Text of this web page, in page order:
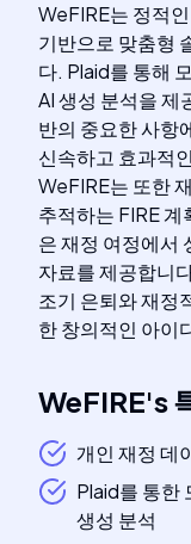
WeFIRE는 정적
기반으로 맞춤형
다. Plaid를 통해
AI 생성 분석을 제
반의 중요한 사항
신속하고 효과적
WeFIRE는 또한
추적하는 FIRE
은 재정 여정에서
자료를 제공합니
조기 은퇴와 재정
한 창의적인 아이
WeFIRE's
개인 재정 데
Plaid를 통한
생성 분석